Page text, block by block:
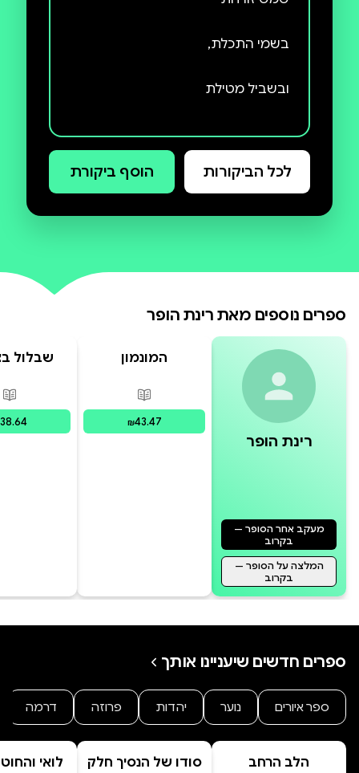
מעבר לדף?
לכל הביקורות הוסף ביקורת
ספרים נוספים מאת רינת הופר
רינת הופר
מעקב אחר הסופר —
בקרוב
המלצה על הסופר —
בקרוב
המונמון
פורמטים זמינים מודפס
₪43.47
שבלול
38.64
ספרים חדשים שיעניינו אותך
ספר איורים נוער יהדות פרוזה דרמה
הלב הרחב
סודו של הנסיך חלק
לואי